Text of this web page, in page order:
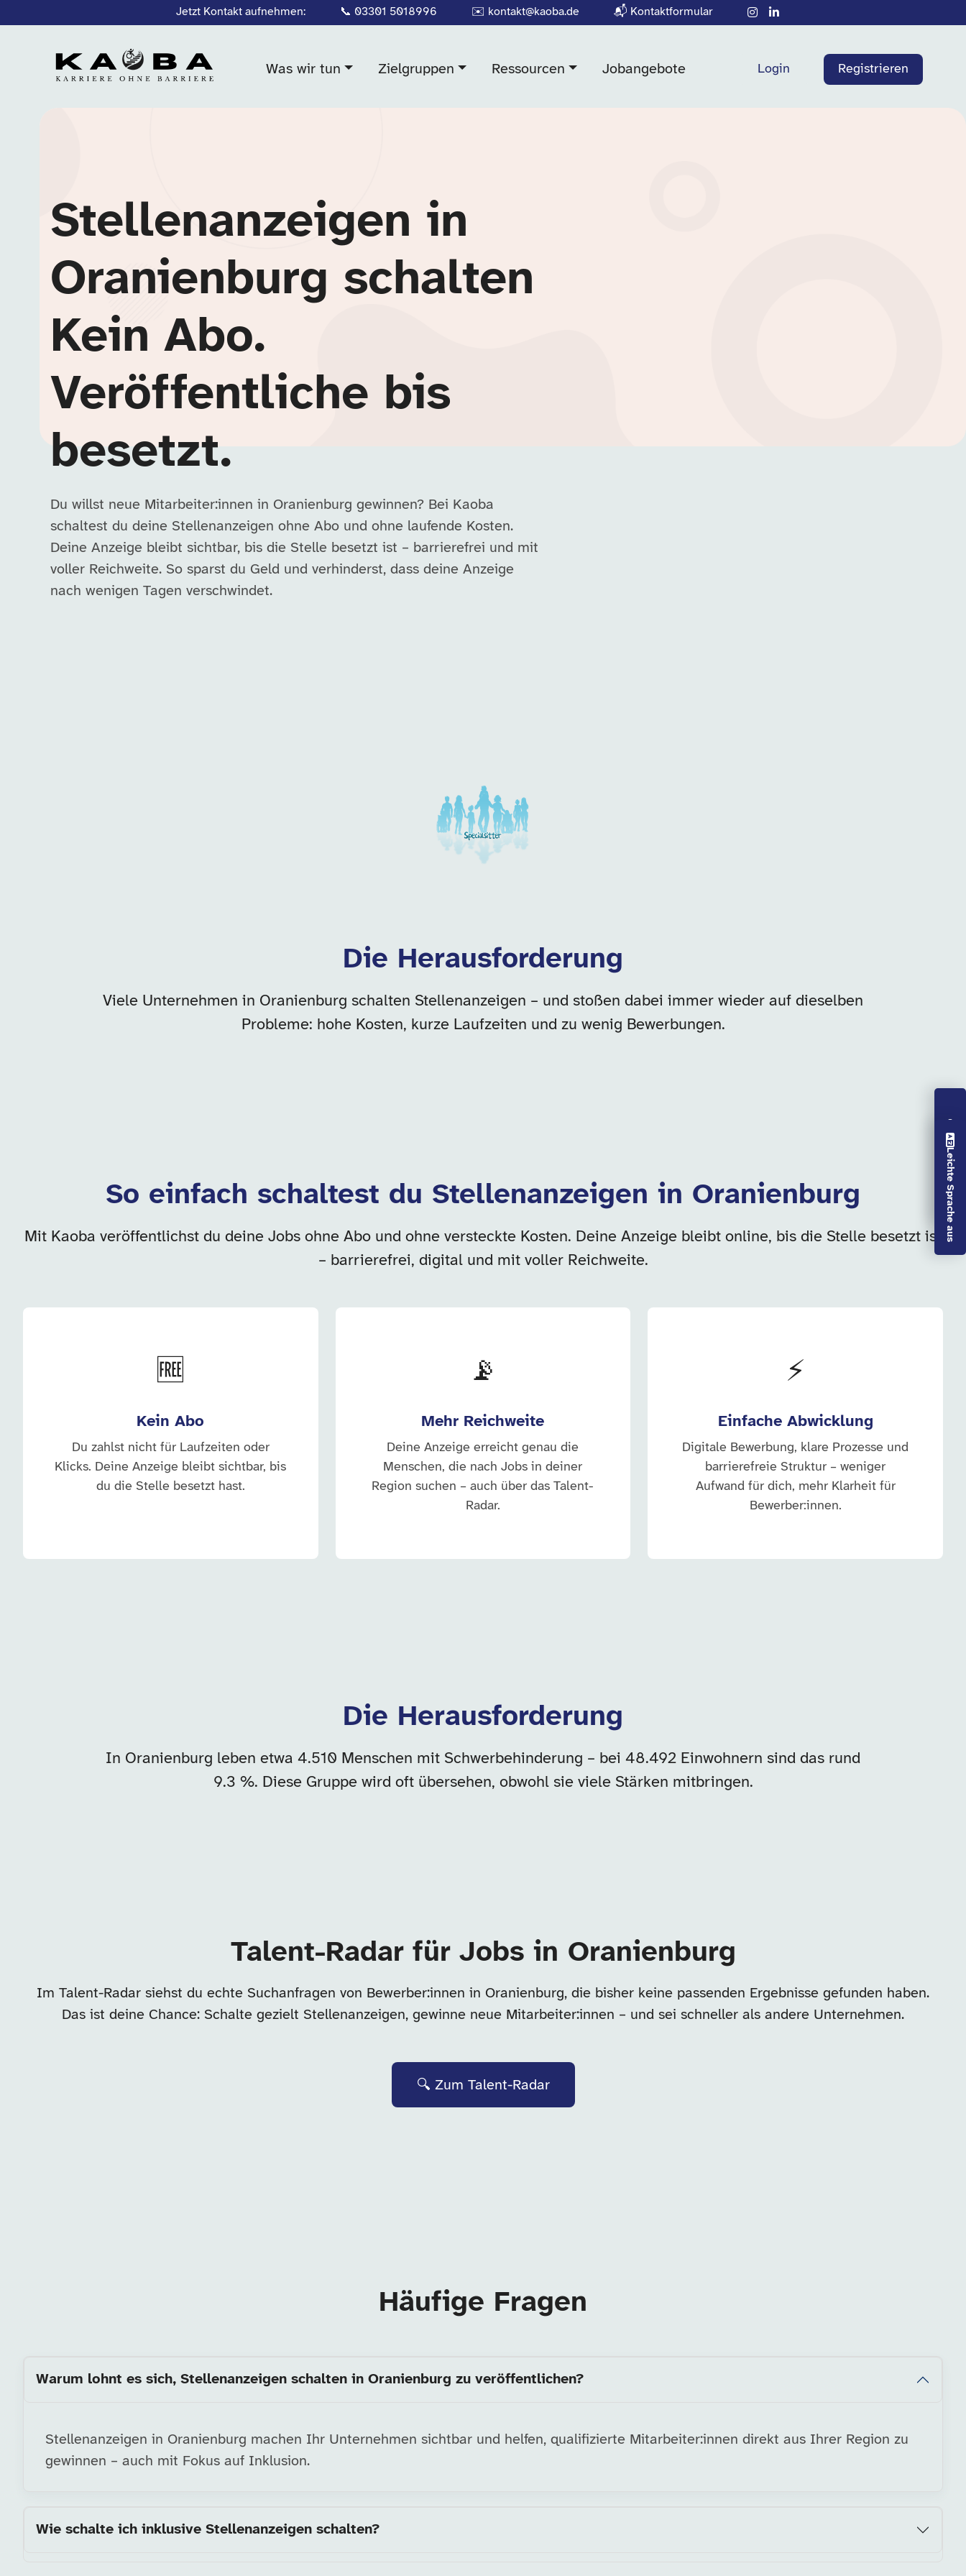
Vorlesen aus
Leichte Sprache aus
Jetzt Kontakt aufnehmen: 📞 03301 5018996 ✉️ kontakt@kaoba.de 📬 Kontaktformular
Was wir tun Zielgruppen Ressourcen Jobangebote Login Registrieren
Stellenanzeigen in
Oranienburg schalten
Kein Abo.
Veröffentliche bis
besetzt.
Du willst neue Mitarbeiter:innen in Oranienburg gewinnen? Bei Kaoba
schaltest du deine Stellenanzeigen ohne Abo und ohne laufende Kosten.
Deine Anzeige bleibt sichtbar, bis die Stelle besetzt ist – barrierefrei und mit
voller Reichweite. So sparst du Geld und verhinderst, dass deine Anzeige
nach wenigen Tagen verschwindet.
Unsere Arbeitgeber in dieser Kategorie
Die Herausforderung
Viele Unternehmen in Oranienburg schalten Stellenanzeigen – und stoßen dabei immer wieder auf dieselben
Probleme: hohe Kosten, kurze Laufzeiten und zu wenig Bewerbungen.
So einfach schaltest du Stellenanzeigen in Oranienburg
Mit Kaoba veröffentlichst du deine Jobs ohne Abo und ohne versteckte Kosten. Deine Anzeige bleibt online, bis die Stelle besetzt ist
– barrierefrei, digital und mit voller Reichweite.
🆓
Kein Abo
Du zahlst nicht für Laufzeiten oder
Klicks. Deine Anzeige bleibt sichtbar, bis
du die Stelle besetzt hast.
📡
Mehr Reichweite
Deine Anzeige erreicht genau die
Menschen, die nach Jobs in deiner
Region suchen – auch über das Talent-
Radar.
⚡
Einfache Abwicklung
Digitale Bewerbung, klare Prozesse und
barrierefreie Struktur – weniger
Aufwand für dich, mehr Klarheit für
Bewerber:innen.
Die Herausforderung
In Oranienburg leben etwa 4.510 Menschen mit Schwerbehinderung – bei 48.492 Einwohnern sind das rund
9.3 %. Diese Gruppe wird oft übersehen, obwohl sie viele Stärken mitbringen.
Talent-Radar für Jobs in Oranienburg
Im Talent-Radar siehst du echte Suchanfragen von Bewerber:innen in Oranienburg, die bisher keine passenden Ergebnisse gefunden haben.
Das ist deine Chance: Schalte gezielt Stellenanzeigen, gewinne neue Mitarbeiter:innen – und sei schneller als andere Unternehmen.
🔍 Zum Talent-Radar
Häufige Fragen
Warum lohnt es sich, Stellenanzeigen schalten in Oranienburg zu veröffentlichen?
Stellenanzeigen in Oranienburg machen Ihr Unternehmen sichtbar und helfen, qualifizierte Mitarbeiter:innen direkt aus Ihrer Region zu
gewinnen – auch mit Fokus auf Inklusion.
Wie schalte ich inklusive Stellenanzeigen schalten?